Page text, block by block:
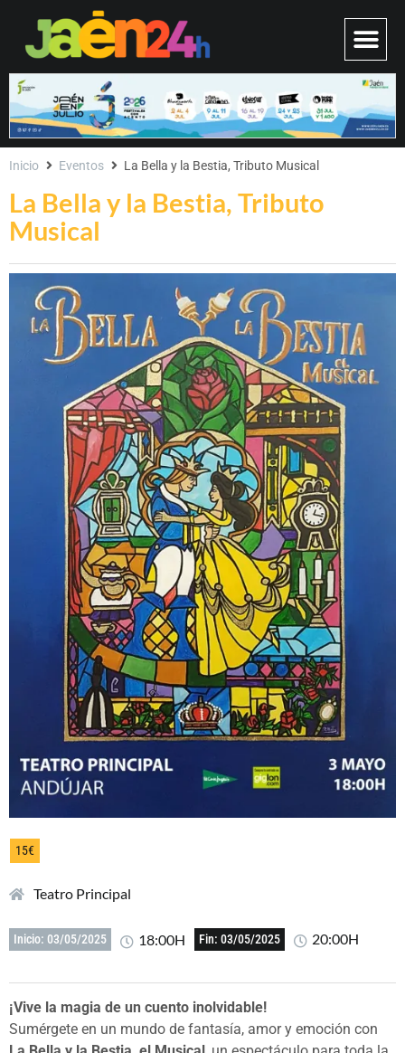
La Bella y la Bestia, Tributo
Musical
Inicio Eventos La Bella y la Bestia, Tributo Musical
15€
Teatro Principal
Inicio: 03/05/2025 18:00H Fin: 03/05/2025 20:00H
¡Vive la magia de un cuento inolvidable!
Sumérgete en un mundo de fantasía, amor y emoción con